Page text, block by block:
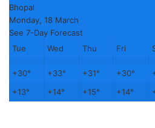
Bhopal
Monday, 18 March
See 7-Day Forecast
Tue
Wed Thu Fri
+30° +33° +31° +30°
+13° +14° +15° +14°